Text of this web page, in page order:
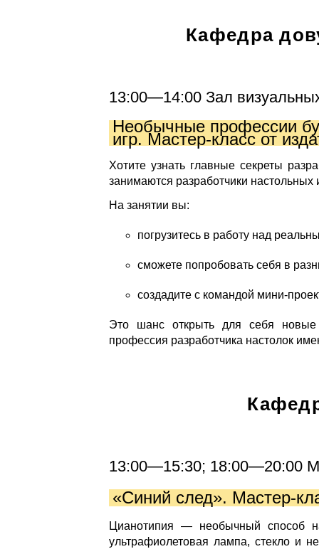
Кафедра
13:00—14:00 Зал
Необычные профессии
игр. Мастер-класс от
Хотите узнать главные секреты
занимаются разработчики настольных
На занятии вы:
погрузитесь в работу над
сможете попробовать себя в
создадите с командой мини-
Это шанс открыть для себя новые
профессия разработчика настолок
13:00—15:30; 18:00—20:00
«Синий след». Мастер-
Цианотипия — необычный способ
ультрафиолетовая лампа, стекло и